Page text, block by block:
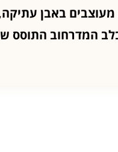
באבן
המדרחוב התוסס